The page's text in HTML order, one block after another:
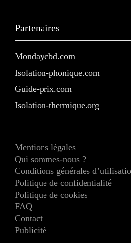
Partenaires
Mondaycbd.com
Isolation-phonique.com
Guide-prix.com
Isolation-thermique.org
Mentions légales
Qui sommes-nous ?
Conditions générales
Politique de confidentialité
Politique de cookies
FAQ
Contact
Publicité